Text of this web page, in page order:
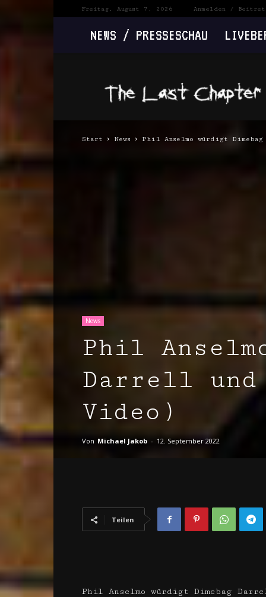
Freitag, August 7, 2026 Anmelden /
NEWS / PRESSESCHAU
Last
Chapter
Start News Phil Anselmo würdigt
News
Phil
Darrell
Video)
Von Michael Jakob - 12. September 2022
Teilen
Phil Anselmo würdigt Dimebag